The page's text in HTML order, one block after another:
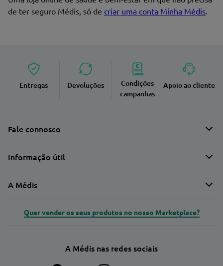
de ter seguro Médis, só de criar uma conta Minha Médis.
Entregas Devoluções
Condições
campanhas
Apoio ao cliente
Fale connosco
Informação útil
A Médis
Quer vender os seus produtos no nosso Marketplace?
A Médis nas redes sociais